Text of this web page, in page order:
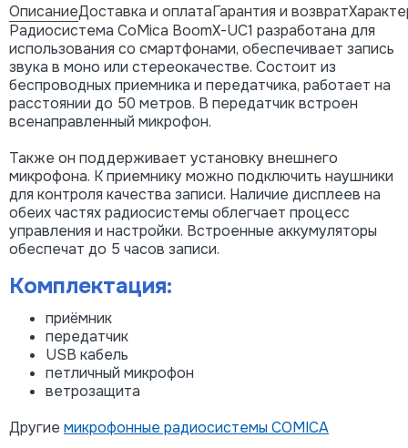
ОписаниеДоставка и оплатаГарантия и возврат
Радиосистема CoMica BoomX-UC1 разработана для
использования со смартфонами, обеспечивает запись
звука в моно или стереокачестве. Состоит из
беспроводных приемника и передатчика, работает на
расстоянии до 50 метров. В передатчик встроен
всенаправленный микрофон.
Также он поддерживает установку внешнего
микрофона. К приемнику можно подключить наушники
для контроля качества записи. Наличие дисплеев на
обеих частях радиосистемы облегчает процесс
управления и настройки. Встроенные аккумуляторы
обеспечат до 5 часов записи.
Комплектация:
приёмник
передатчик
USB кабель
петличный микрофон
ветрозащита
Другие микрофонные радиосистемы COMICA